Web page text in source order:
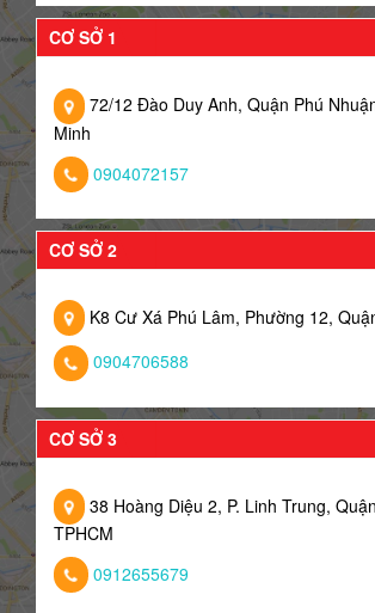
CƠ SỞ 1
72/12 Đào Duy Anh, Quận Phú
Minh
0904072157
CƠ SỞ 2
K8 Cư Xá Phú Lâm, Phường 12,
0904706588
CƠ SỞ 3
38 Hoàng Diệu 2, P. Linh Trung,
TPHCM
0912655679